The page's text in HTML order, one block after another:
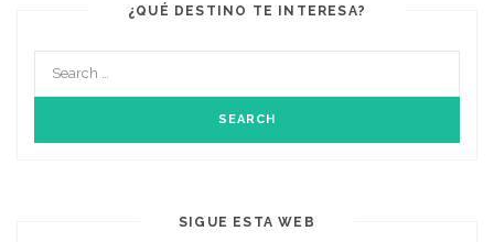
¿QUÉ DESTINO TE INTERESA?
SIGUE ESTA WEB